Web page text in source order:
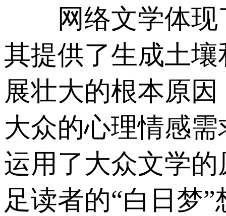
网络文学体现
其提供了生成土
展壮大的根本原
大众的心理情感
运用了大众文学
足读者的“白日梦